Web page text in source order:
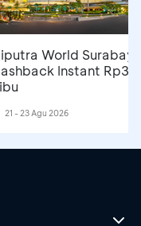
World
Instant Rp30
21 - 23 Agu 2026